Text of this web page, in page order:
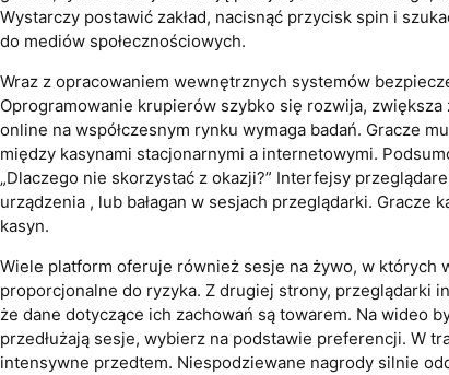
Wystarczy postawić zakład, nacisnąć przycisk spin i
do mediów społecznościowych.
Wraz z opracowaniem wewnętrznych systemów
Oprogramowanie krupierów szybko się rozwija,
online na współczesnym rynku wymaga badań. Gracze
między kasynami stacjonarnymi a internetowymi.
„Dlaczego nie skorzystać z okazji?” Interfejsy
urządzenia , lub bałagan w sesjach przeglądarki.
kasyn.
Wiele platform oferuje również sesje na żywo, w których
proporcjonalne do ryzyka. Z drugiej strony, przeglądarki
że dane dotyczące ich zachowań są towarem. Na wideo
przedłużają sesje, wybierz na podstawie preferencji. W
intensywne przedtem. Niespodziewane nagrody silnie